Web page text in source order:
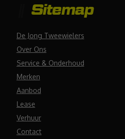
Sitemap
De Jong Tweewielers
Over Ons
Service & Onderhoud
Merken
Aanbod
Lease
Verhuur
Contact